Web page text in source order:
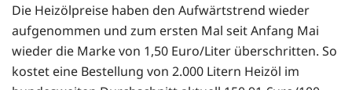
Die Heizölpreise haben den Aufwärtstrend wieder
aufgenommen und zum ersten Mal seit Anfang Mai
wieder die Marke von 1,50 Euro/Liter überschritten. So
kostet eine Bestellung von 2.000 Litern Heizöl im